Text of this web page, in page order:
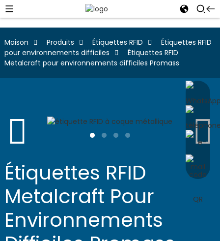
Maison Produits Étiquettes RFID
Étiquettes RFID
pour environnements difficiles
Étiquettes RFID
Metalcraft pour environnements difficiles Promass
Étiquettes RFID
Metalcraft Pour
Environnements